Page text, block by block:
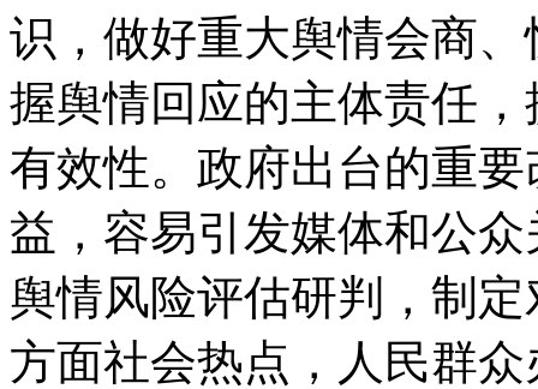
识，做好重大舆情会商
握舆情回应的主体责任
有效性。政府出台的重
益，容易引发媒体和公
舆情风险评估研判，制
方面社会热点，人民群